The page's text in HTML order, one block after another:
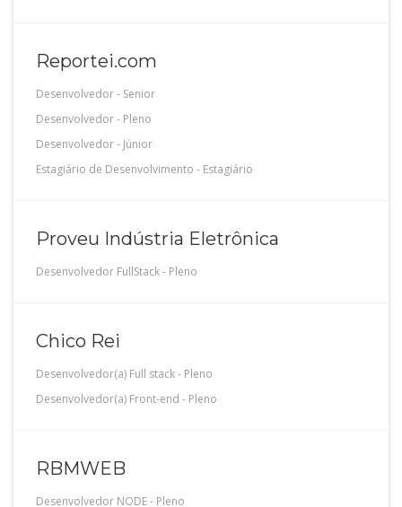
Reportei.com
Desenvolvedor- Senior
Desenvolvedor- Pleno
Desenvolvedor- Júnior
Estagiário de Desenvolvimento - Estagiário
Proveu Indústria Eletrônica
Desenvolvedor FullStack- Pleno
Chico Rei
Desenvolvedor(a) Full stack- Pleno
Desenvolvedor(a) Front-end - Pleno
RBMWEB
Desenvolvedor NODE- Pleno